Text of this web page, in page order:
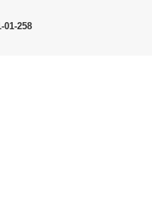
01-258